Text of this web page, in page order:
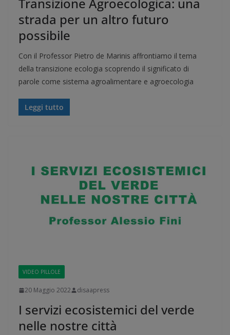
strada per un altro futuro
possibile
Con il Professor Pietro de Marinis affrontiamo il tema
della transizione ecologia scoprendo il significato di
parole come sistema agroalimentare e agroecologia
Leggi tutto
VIDEO PILLOLE
20 Maggio 2022 disaapress
I servizi ecosistemici del verde
nelle nostre città